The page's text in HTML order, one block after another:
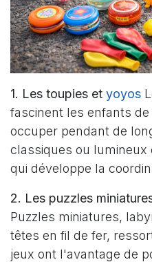
1. Les toupies et yoyos
fascinent les enfants
occuper pendant de
classiques ou
qui développe la
2. Les puzzles
Puzzles miniatures,
têtes en fil de fer,
jeux ont l'avantage de